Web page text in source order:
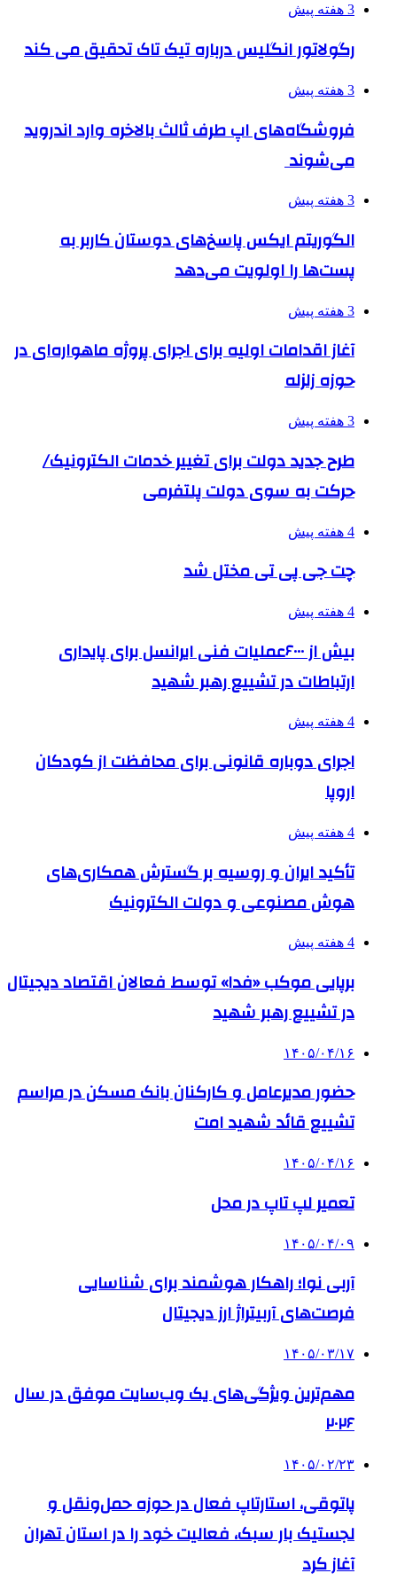
3 هفته پیش
رگولاتور انگلیس درباره تیک تاک تحقیق می کند
3 هفته پیش
فروشگاه‌های اپ طرف ثالث بالاخره وارد اندروید
می‌شوند
3 هفته پیش
الگوریتم ایکس پاسخ‌های دوستان کاربر به
پست‌ها را اولویت می‌دهد
3 هفته پیش
آغاز اقدامات اولیه برای اجرای پروژه ماهواره‌ای در
حوزه زلزله
3 هفته پیش
طرح جدید دولت برای تغییر خدمات الکترونیک/
حرکت به سوی دولت پلتفرمی
4 هفته پیش
چت جی پی تی مختل شد
4 هفته پیش
بیش از ۶۰۰۰عملیات فنی ایرانسل برای پایداری
ارتباطات در تشییع رهبر شهید
4 هفته پیش
اجرای دوباره قانونی برای محافظت از کودکان
اروپا
4 هفته پیش
تأکید ایران و روسیه بر گسترش همکاری‌های
هوش مصنوعی و دولت الکترونیک
4 هفته پیش
برپایی موکب «فدا» توسط فعالان اقتصاد دیجیتال
در تشییع رهبر شهید
۱۴۰۵/۰۴/۱۶
حضور مدیرعامل و کارکنان بانک مسکن در مراسم
تشییع قائد شهید امت
۱۴۰۵/۰۴/۱۶
تعمیر لپ تاپ در محل
۱۴۰۵/۰۴/۰۹
آربی نوا؛ راهکار هوشمند برای شناسایی
فرصت‌های آربیتراژ ارز دیجیتال
۱۴۰۵/۰۳/۱۷
مهم‌ترین ویژگی‌های یک وب‌سایت موفق در سال
۲۰۲۶
۱۴۰۵/۰۲/۲۳
پاتوقی، استارتاپ فعال در حوزه حمل‌ونقل و
لجستیک بار سبک، فعالیت خود را در استان تهران
آغاز کرد